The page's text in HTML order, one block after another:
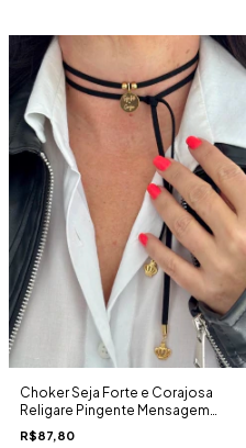
Choker Seja Forte e Corajosa
Religare Pingente Mensagem
Inspiradora Courinho Preto com
R$87,80